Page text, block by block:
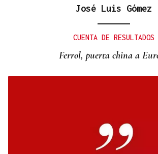
José Luis Gómez
CUENTA DE RESULTADOS
Ferrol, puerta china a